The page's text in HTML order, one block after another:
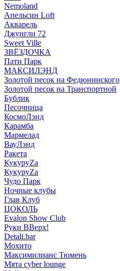
Nemoland
Апельсин Loft
Акварель
Джунгли 72
Sweet Ville
ЗВЁЗДОЧКА
Пати Парк
МАКСИЛЭНД
Золотой песок на Федюнинского
Золотой песок на Транспортной
Бублик
Песочница
КосмоЛэнд
Карамба
Мармелад
ВауЛэнд
Ракета
КукуруZа
КукуруZа
Чудо Парк
Ночные клубы
Глав Клуб
ЦОКОЛЬ
Evalon Show Club
Руки ВВерх!
Detali.bar
Мохито
Максимилианс Тюмень
Мята cyber lounge